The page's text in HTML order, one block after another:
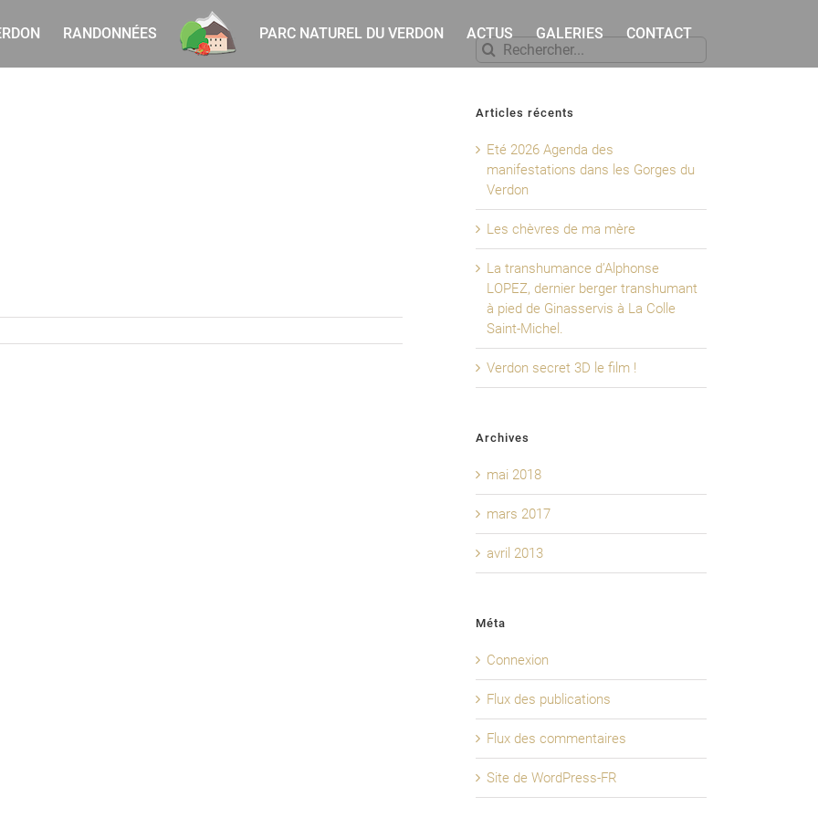
RANDONNÉES PARC NATUREL DU VERDON ACTUS GALERIES CONTACT
Rechercher
Articles récents
Eté 2026 Agenda des
manifestations dans les Gorges du
Verdon
Les chèvres de ma mère
La transhumance d’Alphonse
LOPEZ, dernier berger transhumant
à pied de Ginasservis à La Colle
Saint-Michel.
Verdon secret 3D le film !
Archives
mai 2018
mars 2017
avril 2013
Méta
Connexion
Flux des publications
Flux des commentaires
Site de WordPress-FR